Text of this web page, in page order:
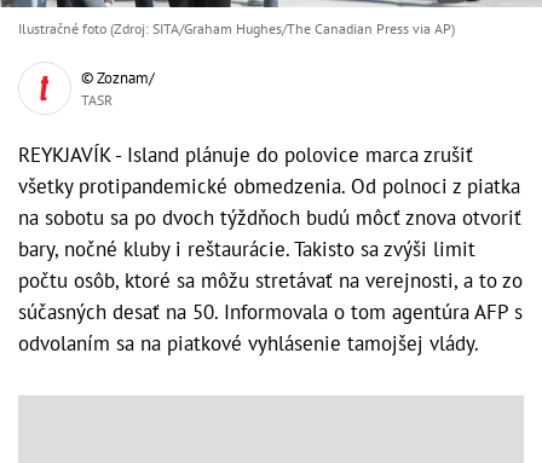
Ilustračné foto (Zdroj: SITA/Graham Hughes/The Canadian Press via AP)
© Zoznam/
TASR
REYKJAVÍK - Island plánuje do polovice marca zrušiť
všetky protipandemické obmedzenia. Od polnoci z piatka
na sobotu sa po dvoch týždňoch budú môcť znova otvoriť
bary, nočné kluby i reštaurácie. Takisto sa zvýši limit
počtu osôb, ktoré sa môžu stretávať na verejnosti, a to zo
súčasných desať na 50. Informovala o tom agentúra AFP s
odvolaním sa na piatkové vyhlásenie tamojšej vlády.